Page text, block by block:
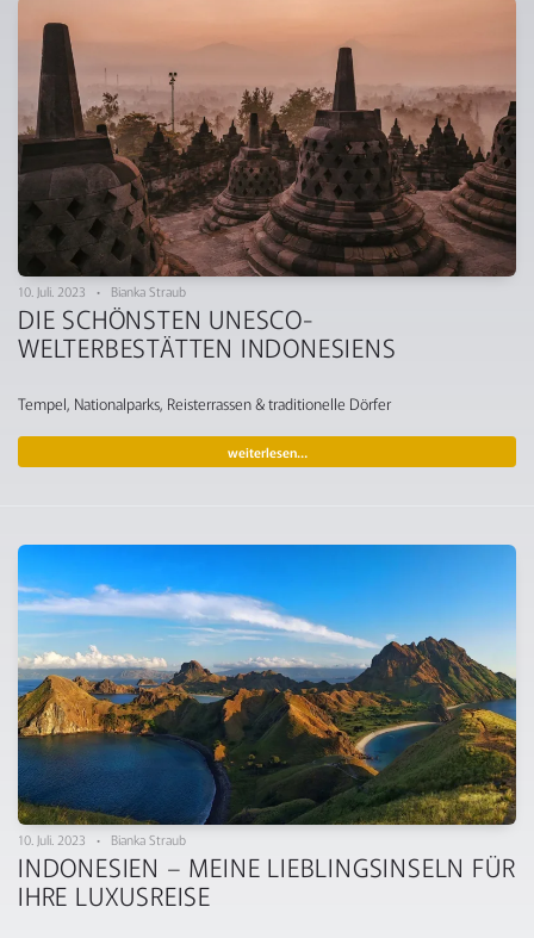
10. Juli. 2023 • Bianka Straub
DIE SCHÖNSTEN UNESCO-
WELTERBESTÄTTEN INDONESIENS
Tempel, Nationalparks, Reisterrassen & traditionelle Dörfer
weiterlesen…
10. Juli. 2023 • Bianka Straub
INDONESIEN – MEINE LIEBLINGSINSELN FÜR
IHRE LUXUSREISE